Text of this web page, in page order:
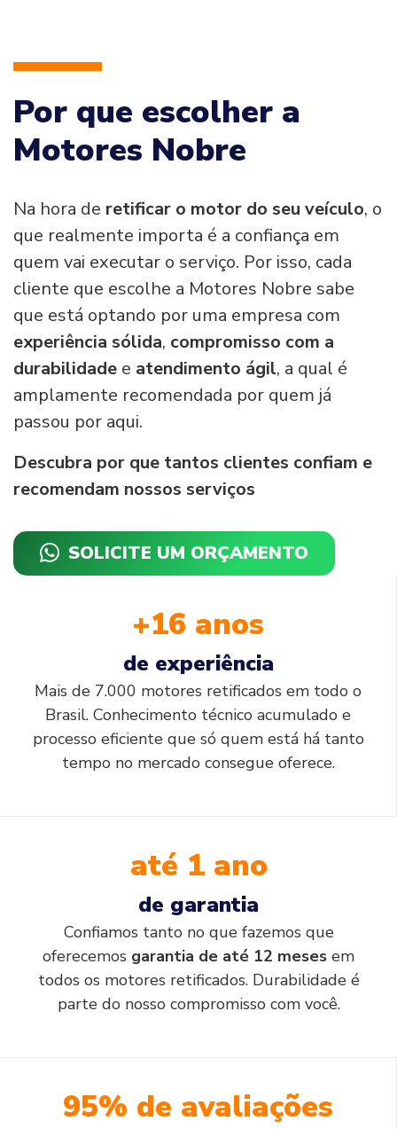
Por que escolher a
Motores Nobre
Na hora de retificar o motor do seu veículo, o
que realmente importa é a confiança em
quem vai executar o serviço. Por isso, cada
cliente que escolhe a Motores Nobre sabe
que está optando por uma empresa com
experiência sólida, compromisso com a
durabilidade e atendimento ágil, a qual é
amplamente recomendada por quem já
passou por aqui.
Descubra por que tantos clientes confiam e
recomendam nossos serviços
SOLICITE UM ORÇAMENTO
+16 anos
de experiência
Mais de 7.000 motores retificados em todo o
Brasil. Conhecimento técnico acumulado e
processo eficiente que só quem está há tanto
tempo no mercado consegue oferece.
até 1 ano
de garantia
Confiamos tanto no que fazemos que
oferecemos garantia de até 12 meses em
todos os motores retificados. Durabilidade é
parte do nosso compromisso com você.
95% de avaliações